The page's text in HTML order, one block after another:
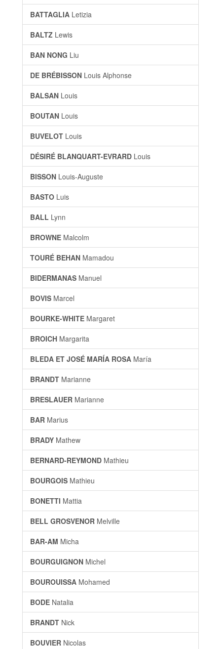
BATTAGLIA Letizia
BALTZ Lewis
BAN NONG Liu
DE BRÉBISSON Louis Alphonse
BALSAN Louis
BOUTAN Louis
BUVELOT Louis
DÉSIRÉ BLANQUART-EVRARD Louis
BISSON Louis-Auguste
BASTO Luis
BALL Lynn
BROWNE Malcolm
TOURÉ BEHAN Mamadou
BIDERMANAS Manuel
BOVIS Marcel
BOURKE-WHITE Margaret
BROICH Margarita
BLEDA ET JOSÉ MARÍA ROSA María
BRANDT Marianne
BRESLAUER Marianne
BAR Marius
BRADY Mathew
BERNARD-REYMOND Mathieu
BOURGOIS Mathieu
BONETTI Mattia
BELL GROSVENOR Melville
BAR-AM Micha
BOURGUIGNON Michel
BOUROUISSA Mohamed
BODE Natalia
BRANDT Nick
BOUVIER Nicolas